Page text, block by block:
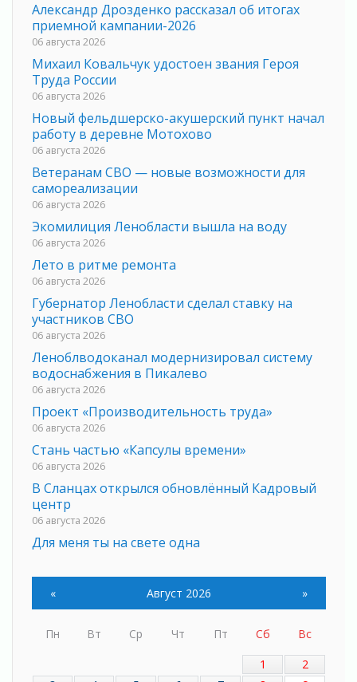
Александр Дрозденко рассказал об итогах
приемной кампании-2026
06 августа 2026
Михаил Ковальчук удостоен звания Героя
Труда России
06 августа 2026
Новый фельдшерско-акушерский пункт начал
работу в деревне Мотохово
06 августа 2026
Ветеранам СВО — новые возможности для
самореализации
06 августа 2026
Экомилиция Ленобласти вышла на воду
06 августа 2026
Лето в ритме ремонта
06 августа 2026
Губернатор Ленобласти сделал ставку на
участников СВО
06 августа 2026
Леноблводоканал модернизировал систему
водоснабжения в Пикалево
06 августа 2026
Проект «Производительность труда»
06 августа 2026
Стань частью «Капсулы времени»
06 августа 2026
В Сланцах открылся обновлённый Кадровый
центр
06 августа 2026
Для меня ты на свете одна
Выбрать удобный способ голосования
помогут Госуслуги
05 августа 2026
Планируйте свой маршрут заранее
Мода вне возраста и границ
« Август 2026 »
Пн Вт Ср Чт Пт Сб
Вс
1
2